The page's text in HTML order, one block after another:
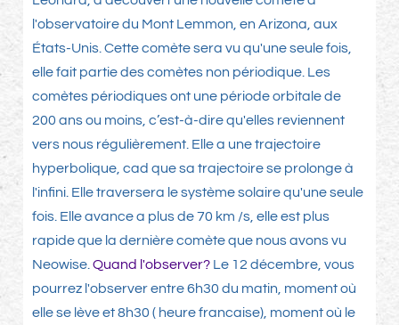
l'observatoire du Mont Lemmon, en Arizona, aux
États-Unis. Cette comète sera vu qu'une seule fois,
elle fait partie des comètes non périodique. Les
comètes périodiques ont une période orbitale de
200 ans ou moins, c’est-à-dire qu'elles reviennent
vers nous régulièrement. Elle a une trajectoire
hyperbolique, cad que sa trajectoire se prolonge à
l'infini. Elle traversera le système solaire qu'une seule
fois. Elle avance a plus de 70 km /s, elle est plus
rapide que la dernière comète que nous avons vu
Neowise.Quand l'observer? Le 12 décembre, vous
pourrez l'observer entre 6h30 du matin, moment où
elle se lève et 8h30 ( heure francaise), moment où le